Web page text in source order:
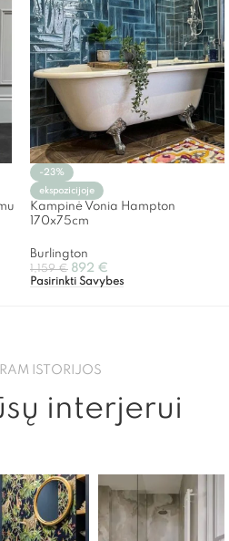
-23%
ekspozicijoje
Kampinė Vonia Hampton
170x75cm
Burlington
1,159€ 892 €
Pasirinkti Savybes
ISTORIJOS
interjerui